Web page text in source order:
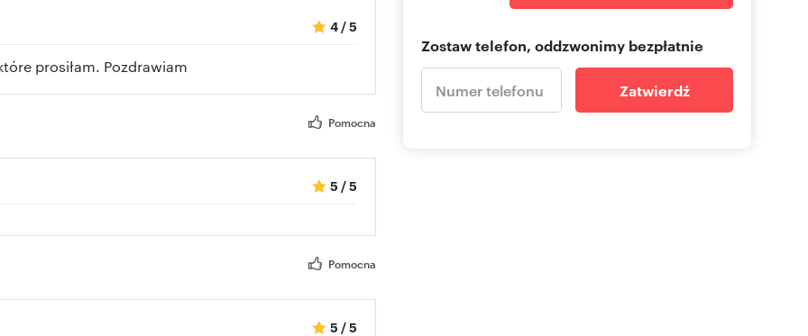
4 /5
prosiłam. Pozdrawiam
Pomocna
5 /5
Pomocna
5 /5
Zostaw telefon, oddzwonimy bezpłatnie
Zatwierdź